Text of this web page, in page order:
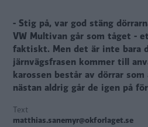
- Stig på, var god stäng
VW Multivan går som tåget -
faktiskt. Men det är inte bara
järnvägsfrasen kommer till
karossen består av dörrar
nästan aldrig går de igen på
Text
matthias.sanemyr@okforlaget.se